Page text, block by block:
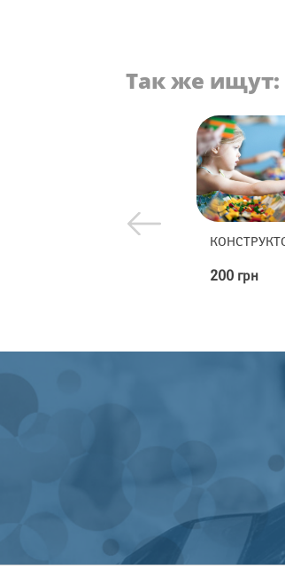
Так же ищут:
КОНСТРУКТОР LEGO